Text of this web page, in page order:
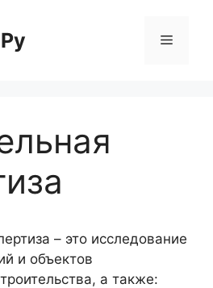
Меню
– это исследование
и объектов
а также: